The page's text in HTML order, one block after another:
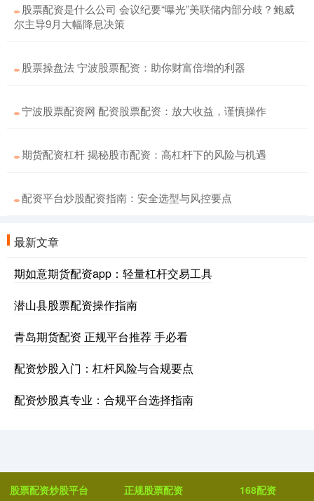
股票配资是什么公司 会议纪要“曝光”美联储内部分歧？鲍威
尔主导9月大幅降息决策
股票操盘法 宁波股票配资：助你财富倍增的利器
宁波股票配资网 配资股票配资：放大收益，谨慎操作
期货配资杠杆 揭秘股市配资：高杠杆下的风险与机遇
配资平台炒股配资指南：安全选型与风控要点
最新文章
期如意期货配资app：轻量杠杆交易工具
潜山县股票配资操作指南
青岛期货配资 正规平台推荐 手必看
配资炒股入门：杠杆风险与合规要点
配资炒股真专业：合规平台选择指南
股票配资炒股平台 正规股票配资 168配资